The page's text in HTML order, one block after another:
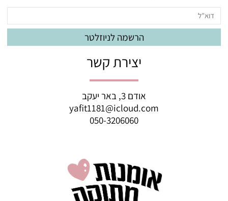
יצירת קשר
אודם 3, באר יעקב
yafit1181@icloud.com
050-3206060